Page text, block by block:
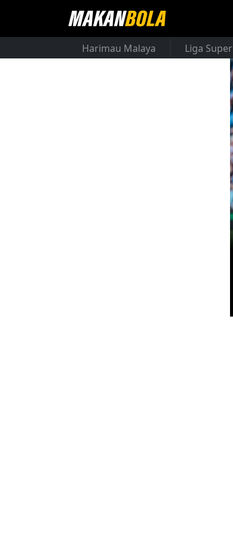
Harimau Malaya Liga Super